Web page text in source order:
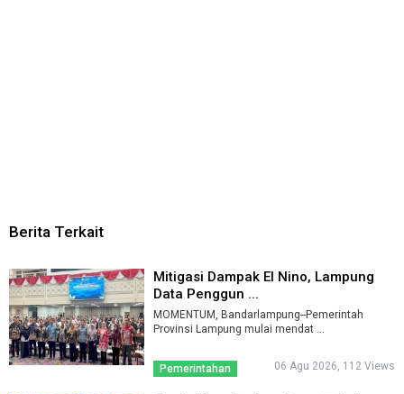
Berita Terkait
Mitigasi Dampak El Nino, Lampung
Data Penggun ...
MOMENTUM, Bandarlampung--Pemerintah
Provinsi Lampung mulai mendat ...
Pemerintahan 06 Agu 2026, 112 Views